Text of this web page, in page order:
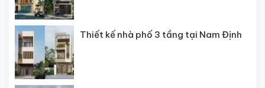
Thiết kế nhà phố 3 tầng tại Nam Định